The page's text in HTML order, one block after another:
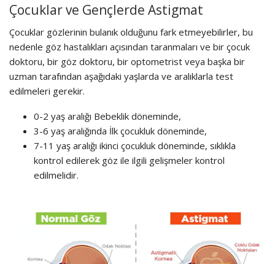
Çocuklar ve Gençlerde Astigmat
Çocuklar gözlerinin bulanık olduğunu fark etmeyebilirler, bu
nedenle göz hastalıkları açısından taranmaları ve bir çocuk
doktoru, bir göz doktoru, bir optometrist veya başka bir
uzman tarafından aşağıdaki yaşlarda ve aralıklarla test
edilmeleri gerekir.
0-2 yaş aralığı Bebeklik döneminde,
3-6 yaş aralığında İlk çocukluk döneminde,
7-11 yaş aralığı ikinci çocukluk döneminde, sıklıkla
kontrol edilerek göz ile ilgili gelişmeler kontrol
edilmelidir.